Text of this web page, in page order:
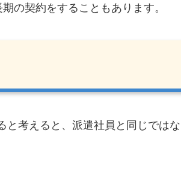
の契約をすることもあります。
と考えると、派遣社員と同じでは